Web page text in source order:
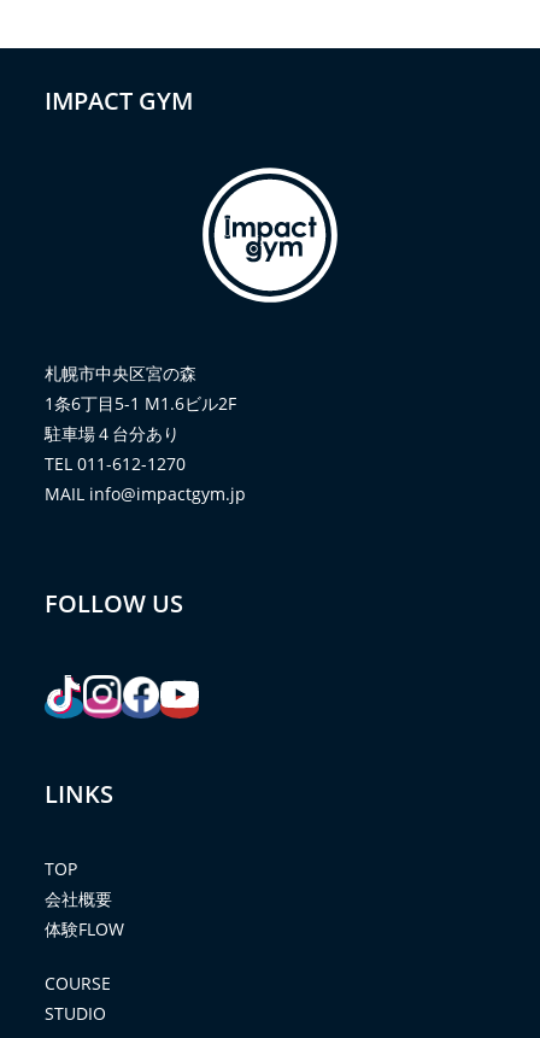
IMPACT GYM
札幌市中央区宮の森
1条6丁目5-1 M1.6ビル2F
駐車場４台分あり
TEL 011-612-1270
MAIL info@impactgym.jp
FOLLOW US
LINKS
TOP
会社概要
体験FLOW
COURSE
STUDIO